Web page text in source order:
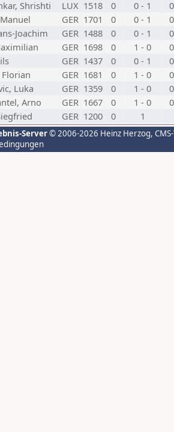
Shrishti LUX 1518 0 0 - 1
0
GER 1701 0 0 - 1
0
Joachim GER 1488 0 0 - 1
0
GER 1698 0 1 - 0
0
GER 1437 0 0 - 1
0
Florian GER 1681 0 1 - 0
0
Luka GER 1359 0 1 - 0
0
Arno GER 1667 0 1 - 0
0
GER 1200 0 1
Server© 2006-2026 Heinz Herzog,